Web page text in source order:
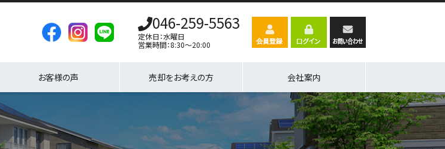
046-259-5563
定休日：水曜日
営業時間：8:30～20:00
お客様の声 売却をお考えの方 会社案内